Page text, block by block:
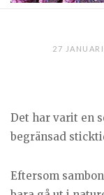
27
Det har varit en
begränsad
Eftersom